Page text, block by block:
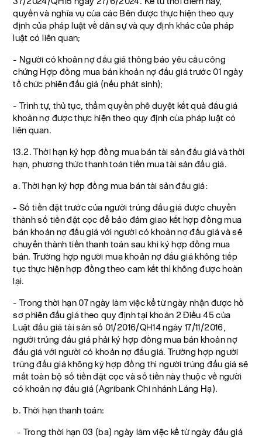
quyền và nghĩa vụ của các Bên được thực hiện theo quy
định của pháp luật về dân sự và quy định khác của pháp
luật có liên quan;
- Người có khoản nợ đấu giá thông báo yêu cầu công
chứng Hợp đồng mua bán khoản nợ đấu giá trước 01 ngày
tổ chức phiên đấu giá (nếu phát sinh);
- Trình tự, thủ tục, thẩm quyền phê duyệt kết quả đấu giá
khoản nợ được thực hiện theo quy định của pháp luật có
liên quan.
13.2. Thời hạn ký hợp đồng mua bán tài sản đấu giá và thời
hạn, phương thức thanh toán tiền mua tài sản đấu giá.
a. Thời hạn ký hợp đồng mua bán tài sản đấu giá:
- Số tiền đặt trước của người trúng đấu giá được chuyển
thành số tiền đặt cọc để bảo đảm giao kết hợp đồng mua
bán khoản nợ đấu giá với người có khoản nợ đấu giá và sẽ
chuyển thành tiền thanh toán sau khi ký hợp đồng mua
bán. Trường hợp người mua khoản nợ đấu giá không tiếp
tục thực hiện hợp đồng theo cam kết thì không được hoàn
lại.
- Trong thời hạn 07 ngày làm việc kể từ ngày nhận được hồ
sơ phiên đấu giá theo quy định tại khoản 2 Điều 45 của
Luật đấu giá tài sản số 01/2016/QH14 ngày 17/11/2016,
người trúng đấu giá phải ký hợp đồng mua bán khoản nợ
đấu giá với người có khoản nợ đấu giá. Trường hợp người
trúng đấu giá không ký hợp đồng thì người trúng đấu giá sẽ
mất toàn bộ số tiền đặt cọc và số tiền này thuộc về người
có khoản nợ đấu giá (Agribank Chi nhánh Láng Hạ).
b. Thời hạn thanh toán:
- Trong thời hạn 03 (ba) ngày làm việc kể từ ngày đấu giá